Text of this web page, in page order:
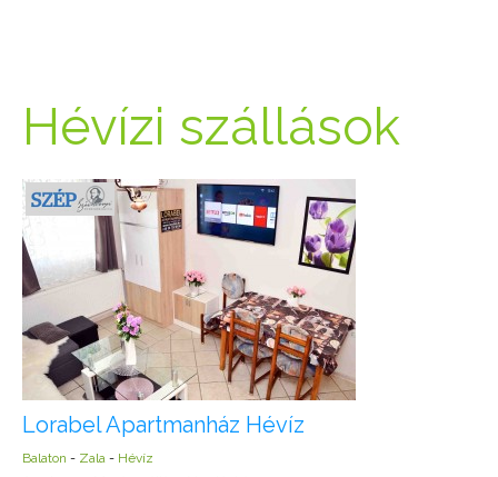
Hévízi szállások
Lorabel Apartmanház Hévíz
Balaton - Zala - Hévíz